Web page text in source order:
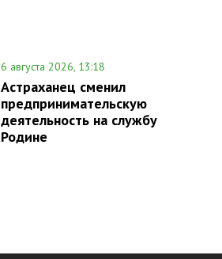
6 августа 2026, 13:18
Астраханец сменил
предпринимательскую
деятельность на службу
Родине